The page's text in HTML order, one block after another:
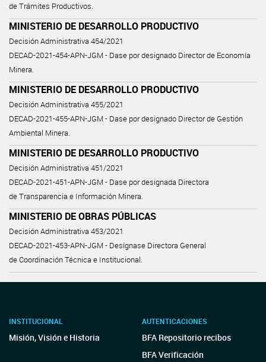
de Trámites Productivos.
MINISTERIO DE DESARROLLO PRODUCTIVO
Decisión Administrativa 454/2021
DECAD-2021-454-APN-JGM - Dase por designado Director de Economía
Minera.
MINISTERIO DE DESARROLLO PRODUCTIVO
Decisión Administrativa 455/2021
DECAD-2021-455-APN-JGM - Dase por designado Director de Gestión
Ambiental Minera.
MINISTERIO DE DESARROLLO PRODUCTIVO
Decisión Administrativa 451/2021
DECAD-2021-451-APN-JGM - Dase por designada Directora
de Transparencia e Información Minera.
MINISTERIO DE OBRAS PÚBLICAS
Decisión Administrativa 453/2021
DECAD-2021-453-APN-JGM - Desígnase Directora General
de Coordinación Técnica e Institucional.
INSTITUCIONAL
Misión, Visión e Historia
AUTENTICACIONES
BFA Repositorio recibos
BFA Verificación